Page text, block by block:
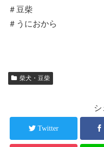
＃豆柴
＃うにおから
柴犬・豆柴
シ
Twitter